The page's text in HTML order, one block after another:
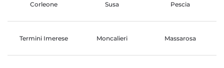
Corleone Susa Pescia
Termini Imerese Moncalieri Massarosa